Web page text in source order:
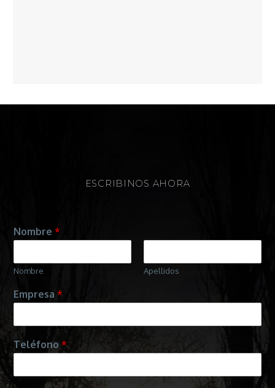
ESCRIBINOS AHORA
Nombre *
Nombre Apellidos
Empresa *
Teléfono *